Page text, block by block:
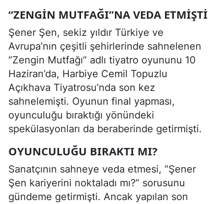
“ZENGIN MUTFAĞI”NA VEDA ETMIŞTI
Şener Şen, sekiz yıldır Türkiye ve
Avrupa’nın çeşitli şehirlerinde sahnelenen
“Zengin Mutfağı” adlı tiyatro oyununu 10
Haziran’da, Harbiye Cemil Topuzlu
Açıkhava Tiyatrosu’nda son kez
sahnelemişti. Oyunun final yapması,
oyunculuğu bıraktığı yönündeki
spekülasyonları da beraberinde getirmişti.
OYUNCULUĞU BIRAKTI MI?
Sanatçının sahneye veda etmesi, “Şener
Şen kariyerini noktaladı mı?” sorusunu
gündeme getirmişti. Ancak yapılan son